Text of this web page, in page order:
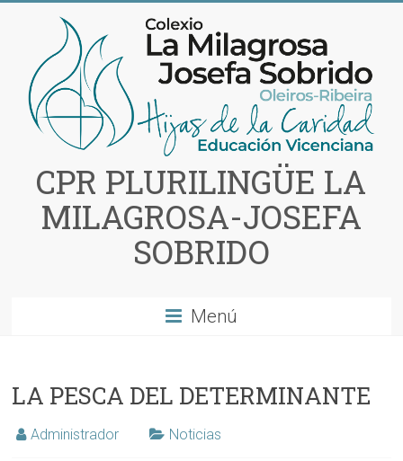
contenido
CPR PLURILINGÜE LA
MILAGROSA-JOSEFA
SOBRIDO
Menú
LA PESCA DEL DETERMINANTE
Administrador Noticias